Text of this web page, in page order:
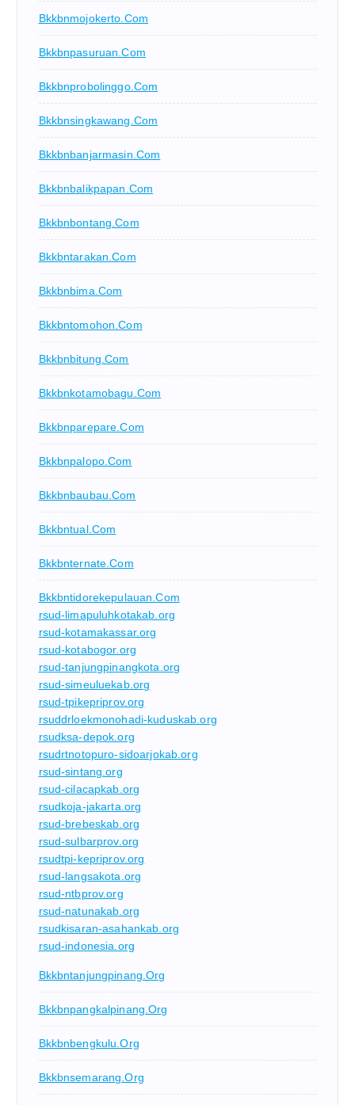
Bkkbnmojokerto.com
Bkkbnpasuruan.com
Bkkbnprobolinggo.com
Bkkbnsingkawang.com
Bkkbnbanjarmasin.com
Bkkbnbalikpapan.com
Bkkbnbontang.com
Bkkbntarakan.com
Bkkbnbima.com
Bkkbntomohon.com
Bkkbnbitung.com
Bkkbnkotamobagu.com
Bkkbnparepare.com
Bkkbnpalopo.com
Bkkbnbaubau.com
Bkkbntual.com
Bkkbnternate.com
Bkkbntidorekepulauan.com
rsud-limapuluhkotakab.org
rsud-kotamakassar.org
rsud-kotabogor.org
rsud-tanjungpinangkota.org
rsud-simeuluekab.org
rsud-tpikepriprov.org
rsuddrloekmonohadi-kuduskab.org
rsudksa-depok.org
rsudrtnotopuro-sidoarjokab.org
rsud-sintang.org
rsud-cilacapkab.org
rsudkoja-jakarta.org
rsud-brebeskab.org
rsud-sulbarprov.org
rsudtpi-kepriprov.org
rsud-langsakota.org
rsud-ntbprov.org
rsud-natunakab.org
rsudkisaran-asahankab.org
rsud-indonesia.org
Bkkbntanjungpinang.org
Bkkbnpangkalpinang.org
Bkkbnbengkulu.org
Bkkbnsemarang.org